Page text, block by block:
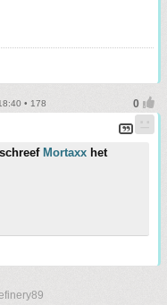
• 178
schreef Mortaxx het